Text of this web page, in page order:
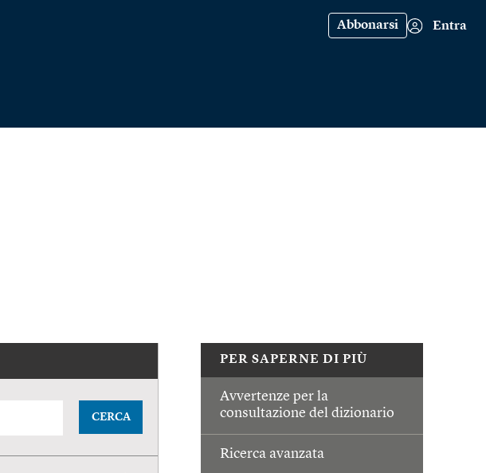
Abbonarsi Entra
PER SAPERNE DI PIÙ
Avvertenze per la
consultazione del dizionario
Ricerca avanzata
CERCA